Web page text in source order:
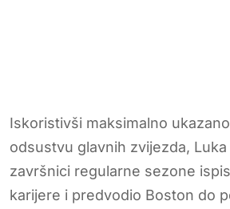
Iskoristivši maksimalno
odsustvu glavnih zvijezda, Luka
završnici regularne sezone
karijere i predvodio Boston do